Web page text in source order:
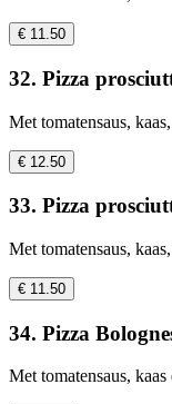
€ 11.50
32. Pizza
Met tomatensaus,
€ 12.50
33. Pizza
Met tomatensaus,
€ 11.50
34. Pizza
Met tomatensaus, kaas